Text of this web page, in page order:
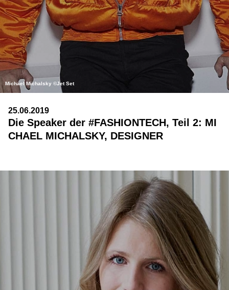
Michael Michalsky ©Jet Set
25.06.2019
Die Speaker der #FASHIONTECH, Teil 2: MI
CHAEL MICHALSKY, DESIGNER